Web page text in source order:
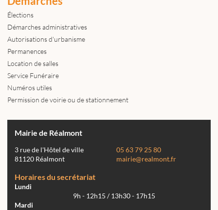
Élections
Démarches administratives
Autorisations d'urbanisme
Permanences
Location de salles
Service Funéraire
Numéros utiles
Permission de voirie ou de stationnement
Mairie de Réalmont
3 rue de l'Hôtel de ville
81120 Réalmont
05 63 79 25 80
mairie@realmont.fr
Horaires du secrétariat
Lundi
9h - 12h15 / 13h30 - 17h15
Mardi